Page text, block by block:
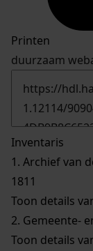
Printen
duurzaam
Inventaris
1. Archief van
1811
Toon details
2. Gemeente-
Toon details